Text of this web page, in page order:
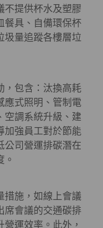
不提供杯水及塑膠
餐具、自備環保杯
圾量追蹤各樓層垃
，包含：汰換高耗
應式照明、管制電
空調系統升級、建
加強員工對於節能
公司營運排碳潛在
。
措施，如線上會議
席會議的交通碳排
運效率。此外，